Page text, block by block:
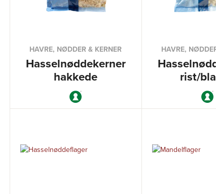
HAVRE, NØDDER & KERNER
Hasselnøddekerner
hakkede
HAVRE,
rist/